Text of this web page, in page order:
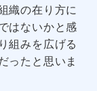
織の在り方に
はないかと感
組みを広げる
ったと思いま